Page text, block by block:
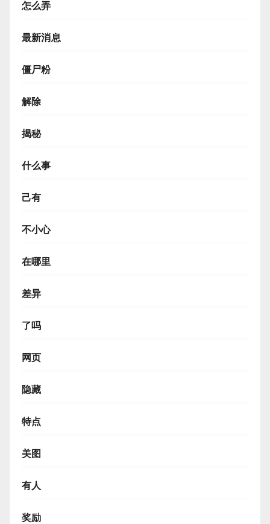
怎么弄
最新消息
僵尸粉
解除
揭秘
什么事
己有
不小心
在哪里
差异
了吗
网页
隐藏
特点
美图
有人
奖励